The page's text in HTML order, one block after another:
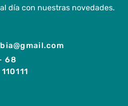
día con nuestras novedades.
68